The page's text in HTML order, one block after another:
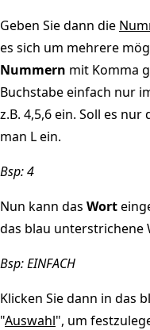
Geben Sie dann die
es sich um mehrere
Nummern mit Komma
Buchstabe einfach nur
z.B. 4,5,6 ein. Soll es
man L ein.
Bsp: 4
Nun kann das Wort
das blau unterstrichene
Bsp: EINFACH
Klicken Sie dann in das
"Auswahl", um